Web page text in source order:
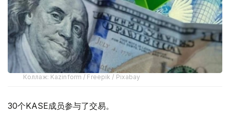
Коллаж: Kazinform / Freepik / Pixabay
30个KASE成员参与了交易。